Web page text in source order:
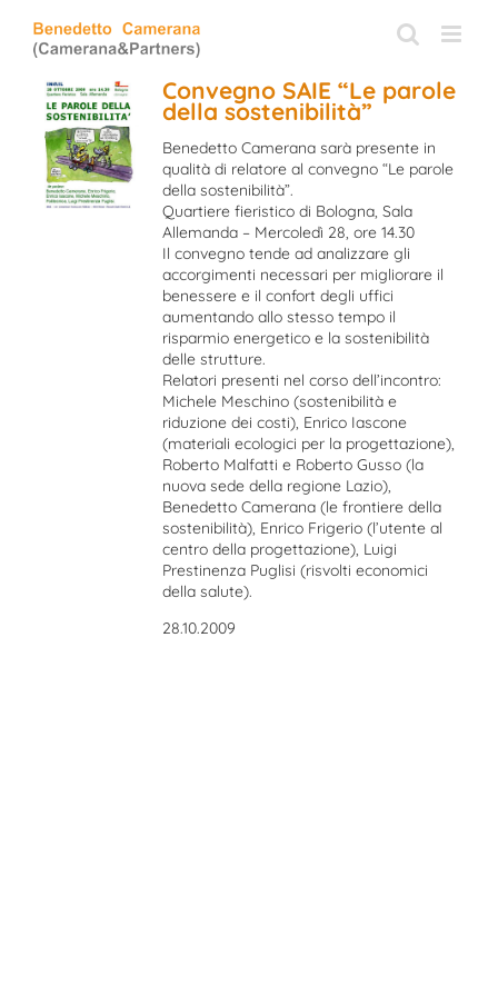
content
Convegno SAIE “Le parole
della sostenibilità”
Benedetto Camerana sarà presente in
qualità di relatore al convegno “Le parole
della sostenibilità”.
Quartiere fieristico di Bologna, Sala
Allemanda – Mercoledì 28, ore 14.30
Il convegno tende ad analizzare gli
accorgimenti necessari per migliorare il
benessere e il confort degli uffici
aumentando allo stesso tempo il
risparmio energetico e la sostenibilità
delle strutture.
Relatori presenti nel corso dell’incontro:
Michele Meschino (sostenibilità e
riduzione dei costi), Enrico Iascone
(materiali ecologici per la progettazione),
Roberto Malfatti e Roberto Gusso (la
nuova sede della regione Lazio),
Benedetto Camerana (le frontiere della
sostenibilità), Enrico Frigerio (l’utente al
centro della progettazione), Luigi
Prestinenza Puglisi (risvolti economici
della salute).
28.10.2009